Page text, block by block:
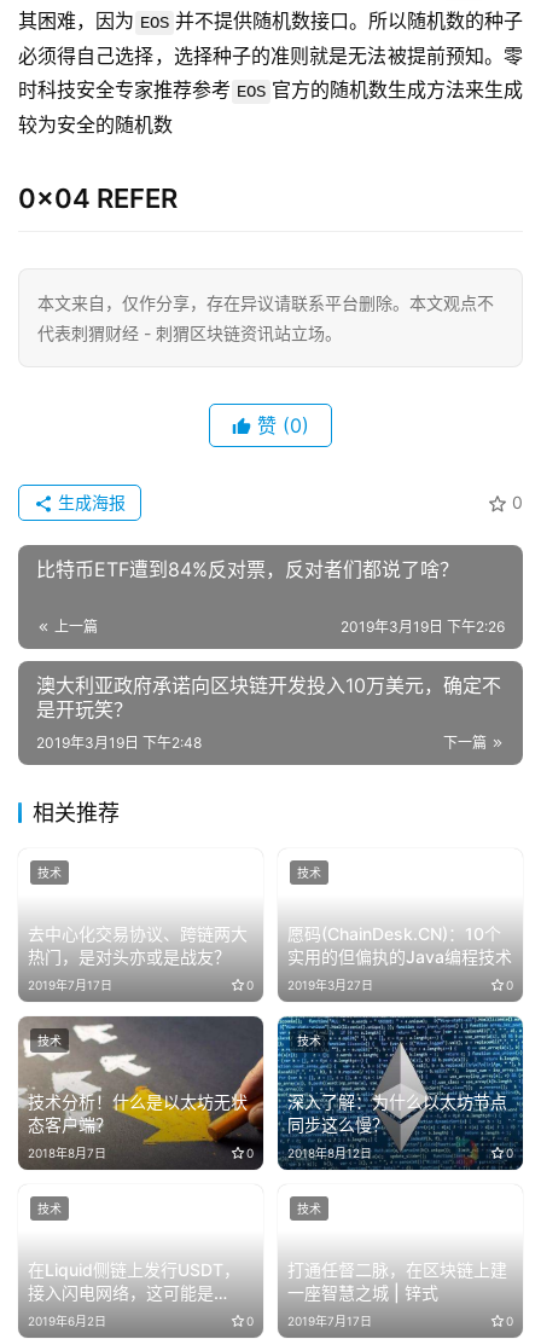
其困难，因为 EOS 并不提供随机数接口。所以随机数的种子
必须得自己选择，选择种子的准则就是无法被提前预知。零
时科技安全专家推荐参考 EOS 官方的随机数生成方法来生成
较为安全的随机数
0x04 REFER
本文来自 ，仅作分享，存在异议请联系平台删除。本文观点不
代表刺猬财经 - 刺猬区块链资讯站立场。
赞 (0)
0
生成海报
比特币ETF遭到84%反对票，反对者们都说了啥？
上一篇 2019年3月19日 下午2:26
澳大利亚政府承诺向区块链开发投入10万美元，确定不
是开玩笑？
下一篇
2019年3月19日 下午2:48
相关推荐
去中心化交易协议、跨链两大
热门，是对头亦或是战友？
2019年7月17日 0
技术
愿码(ChainDesk.CN)：10个
实用的但偏执的Java编程技术
2019年3月27日 0
技术
技术分析！什么是以太坊无状
态客户端？
2018年8月7日 0
技术
深入了解：为什么以太坊节点
同步这么慢？
2018年8月12日 0
技术
在Liquid侧链上发行USDT，
接入闪电网络，这可能是
Tether做过最酷的事
2019年6月2日 0
技术
打通任督二脉，在区块链上建
一座智慧之城 | 锌式
2019年7月17日 0
技术